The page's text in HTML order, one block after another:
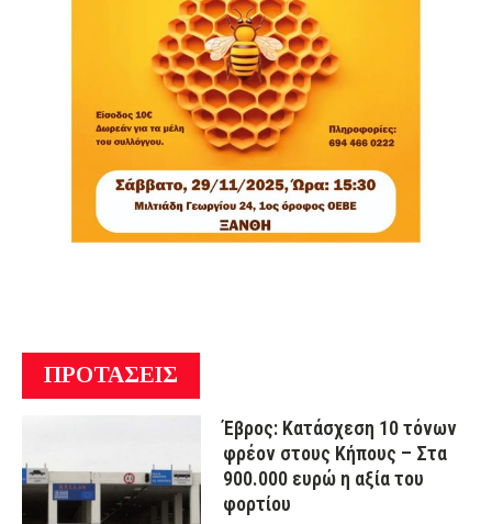
ΠΡΟΤΑΣΕΙΣ
Έβρος: Κατάσχεση 10 τόνων
φρέον στους Κήπους – Στα
900.000 ευρώ η αξία του
φορτίου